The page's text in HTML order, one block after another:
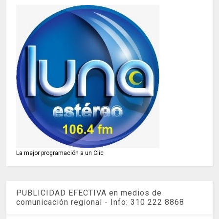
La mejor programación a un Clic
PUBLICIDAD EFECTIVA en medios de
comunicación regional - Info: 310 222 8868